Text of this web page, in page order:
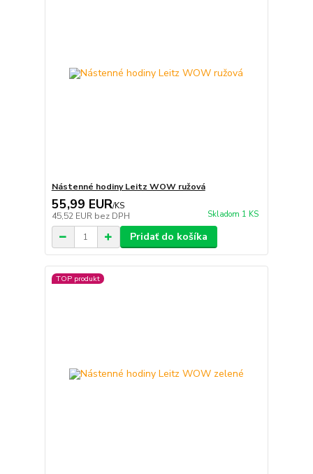
Nástenné hodiny Leitz WOW ružová
55,99 EUR/KS
45,52 EUR bez DPH Skladom 1 KS
Pridať do košíka
TOP produkt